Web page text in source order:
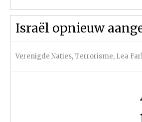
Israël opnieuw
Verenigde Naties,Terrorisme, Lea